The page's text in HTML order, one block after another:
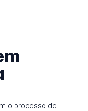
o processo de